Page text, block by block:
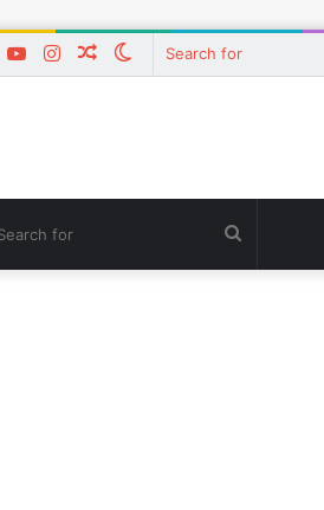
Switch
Random
Instagram
YouTube
Search